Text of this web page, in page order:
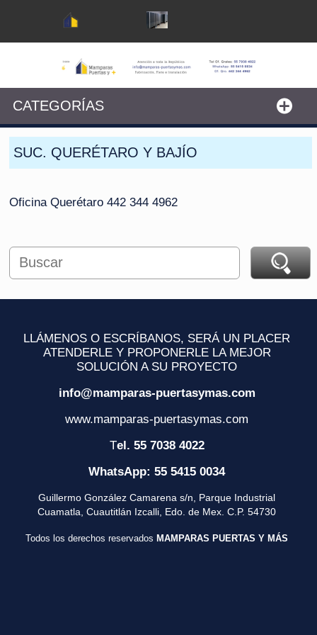
CATEGORÍAS
SUC. QUERÉTARO Y BAJÍO
Oficina Querétaro 442 344 4962
LLÁMENOS O ESCRÍBANOS, SERÁ UN PLACER
ATENDERLE Y PROPONERLE LA MEJOR
SOLUCIÓN A SU PROYECTO
info@mamparas-puertasymas.com
www.mamparas-puertasymas.com
Tel. 55 7038 4022
WhatsApp: 55 5415 0034
Guillermo González Camarena s/n, Parque Industrial
Cuamatla, Cuautitlán Izcalli, Edo. de Mex. C.P. 54730
Todos los derechos reservados MAMPARAS PUERTAS Y MÁS